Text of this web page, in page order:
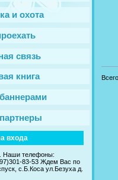
и охота
связь
книга
входа
Наши телефоны:
83-53 Ждем Вас по
c.Б.Коса ул.Безуха д.